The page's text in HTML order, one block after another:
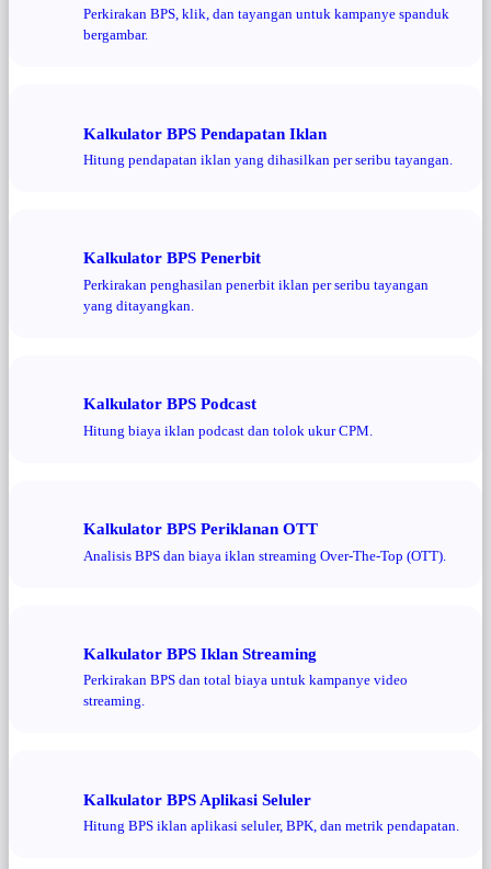
Perkirakan BPS, klik, dan tayangan untuk kampanye spanduk
bergambar.
Kalkulator BPS Pendapatan Iklan
Hitung pendapatan iklan yang dihasilkan per seribu tayangan.
Kalkulator BPS Penerbit
Perkirakan penghasilan penerbit iklan per seribu tayangan
yang ditayangkan.
Kalkulator BPS Podcast
Hitung biaya iklan podcast dan tolok ukur CPM.
Kalkulator BPS Periklanan OTT
Analisis BPS dan biaya iklan streaming Over-The-Top (OTT).
Kalkulator BPS Iklan Streaming
Perkirakan BPS dan total biaya untuk kampanye video
streaming.
Kalkulator BPS Aplikasi Seluler
Hitung BPS iklan aplikasi seluler, BPK, dan metrik pendapatan.